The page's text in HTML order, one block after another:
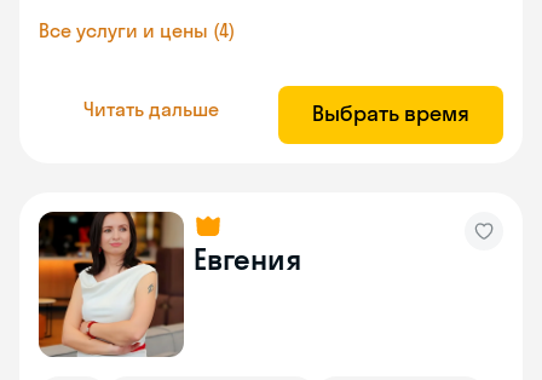
Все услуги и цены (4)
Читать дальше Выбрать время
Евгения